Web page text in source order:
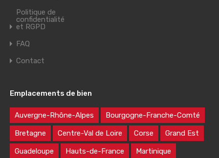
Politique de
confidentialité
et RGPD
FAQ
Contact
Emplacements de bien
Auvergne-Rhône-Alpes Bourgogne-Franche-Comté
Bretagne Centre-Val de Loire Corse Grand Est
Guadeloupe Hauts-de-France Martinique